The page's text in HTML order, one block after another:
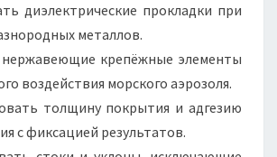
диэлектрические прокладки при
металлов.
крепёжные элементы
воздействия морского аэрозоля.
толщину покрытия и адгезию
с фиксацией результатов.